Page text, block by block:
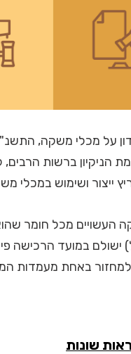
הניקיון ברשות
ושימוש במכלי
העשויים מכל חומר
למחזור באחת מעמדות
שונות